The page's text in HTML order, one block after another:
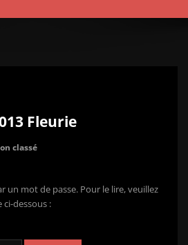
Fleurie
classé
un mot de passe. Pour le lire, veuillez
dessous :